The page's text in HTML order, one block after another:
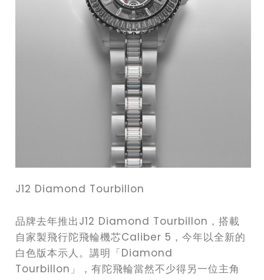
J12 Diamond Tourbillon
品牌去年推出J12 Diamond Tourbillon，搭載
自家製飛行陀飛輪機芯Caliber 5，今年以全新的
白色版本示人。講明「Diamond
Tourbillon」，有陀飛輪當然不少得另一位主角